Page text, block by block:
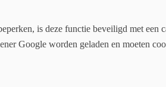
is deze functie beveiligd met een
Google worden geladen en moeten